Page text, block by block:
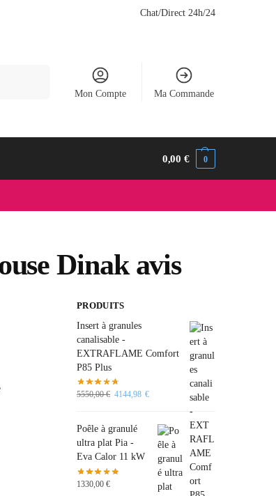
Chat/Direct 24h/24
Mon Compte Ma Commande
0,00€ 0
Dinak avis
PRODUITS
Insert à granules
canalisable -
EXTRAFLAME Comfort
P85 Plus
5550,00€ 4144,98 €
Poêle à granulé
ultra plat Pia -
Eva Calor 11 kW
1330,00€